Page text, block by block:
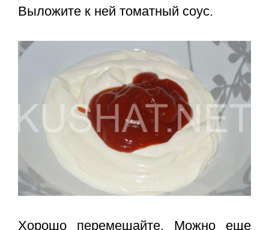
Выложите к ней томатный соус.
Хорошо перемешайте. Можно еще